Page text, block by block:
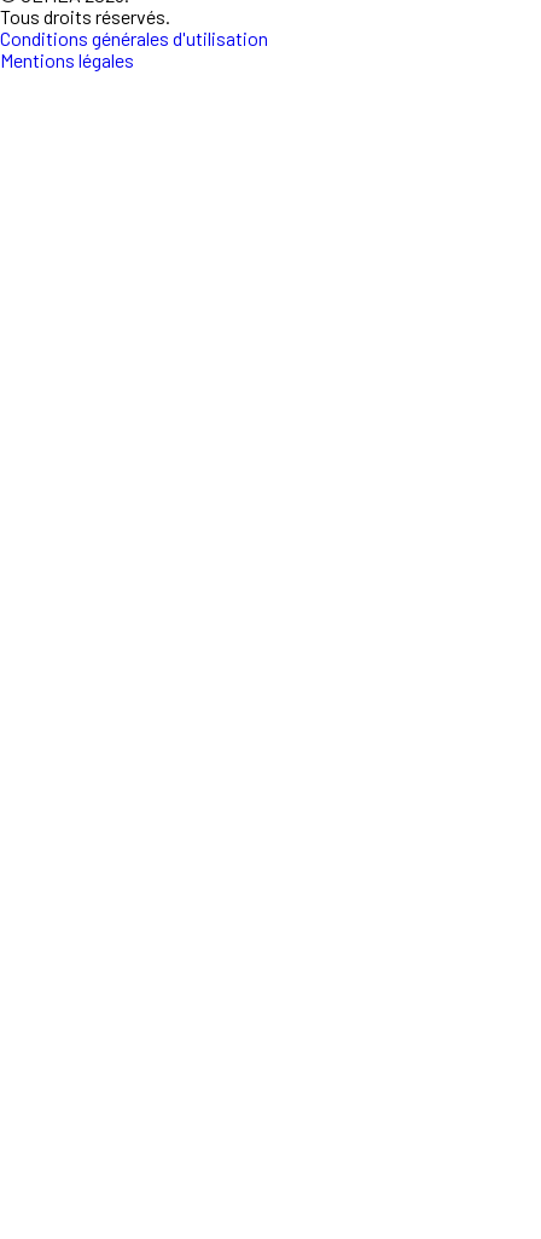
Tous droits réservés.
Conditions générales d'utilisation
Mentions légales